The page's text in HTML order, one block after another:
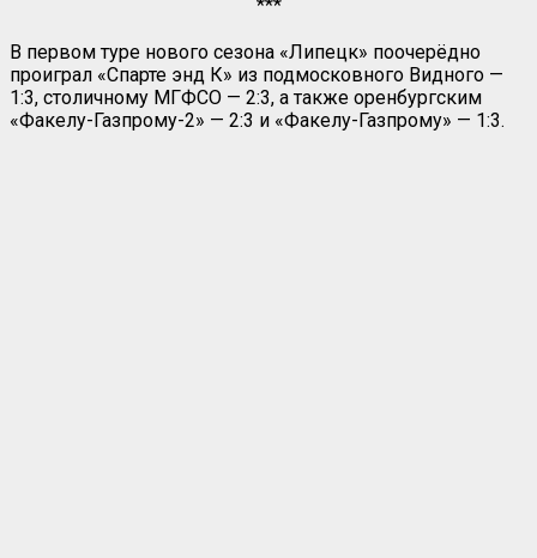
***
В первом туре нового сезона «Липецк» поочерёдно
проиграл «Спарте энд К» из подмосковного Видного —
1:3, столичному МГФСО — 2:3, а также оренбургским
«Факелу-Газпрому-2» — 2:3 и «Факелу-Газпрому» — 1:3.